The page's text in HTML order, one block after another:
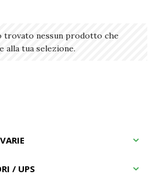
trovato nessun prodotto che
alla tua selezione.
/ UPS